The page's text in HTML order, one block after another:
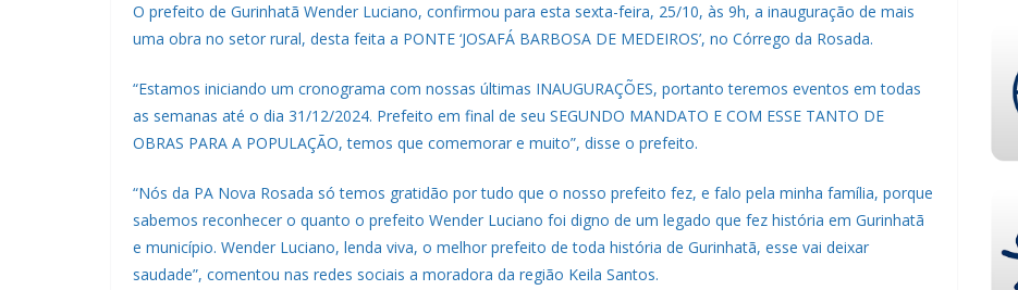
O prefeito de Gurinhatã Wender Luciano, confirmou para esta sexta-feira, 25/10, às 9h, a inauguração de mais
uma obra no setor rural, desta feita a PONTE ‘JOSAFÁ BARBOSA DE MEDEIROS’, no Córrego da Rosada.
“Estamos iniciando um cronograma com nossas últimas INAUGURAÇÕES, portanto teremos eventos em todas
as semanas até o dia 31/12/2024. Prefeito em final de seu SEGUNDO MANDATO E COM ESSE TANTO DE
OBRAS PARA A POPULAÇÃO, temos que comemorar e muito”, disse o prefeito.
“Nós da PA Nova Rosada só temos gratidão por tudo que o nosso prefeito fez, e falo pela minha família, porque
sabemos reconhecer o quanto o prefeito Wender Luciano foi digno de um legado que fez história em Gurinhatã
e município. Wender Luciano, lenda viva, o melhor prefeito de toda história de Gurinhatã, esse vai deixar
saudade”, comentou nas redes sociais a moradora da região Keila Santos.